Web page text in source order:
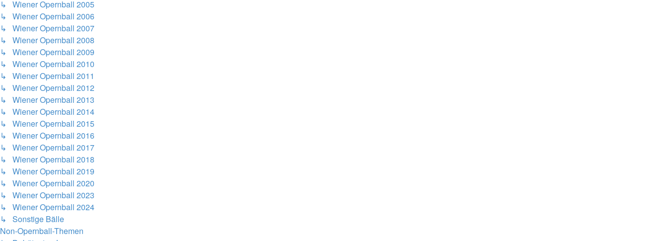
↳ Wiener Opernball 2005
↳ Wiener Opernball 2006
↳ Wiener Opernball 2007
↳ Wiener Opernball 2008
↳ Wiener Opernball 2009
↳ Wiener Opernball 2010
↳ Wiener Opernball 2011
↳ Wiener Opernball 2012
↳ Wiener Opernball 2013
↳ Wiener Opernball 2014
↳ Wiener Opernball 2015
↳ Wiener Opernball 2016
↳ Wiener Opernball 2017
↳ Wiener Opernball 2018
↳ Wiener Opernball 2019
↳ Wiener Opernball 2020
↳ Wiener Opernball 2023
↳ Wiener Opernball 2024
↳ Sonstige Bälle
Non-Opernball-Themen